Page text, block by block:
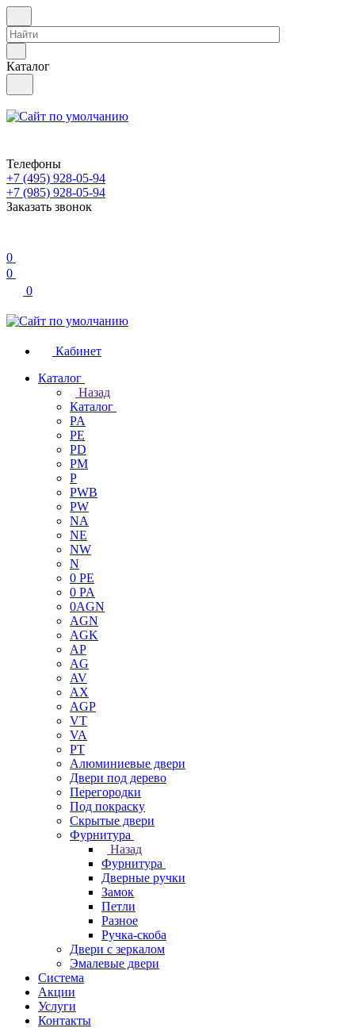
Каталог
Телефоны
+7 (495) 928-05-94
+7 (985) 928-05-94
Заказать звонок
0
0
0
Кабинет
Каталог
Назад
Каталог
PA
PE
PD
PM
P
PWB
PW
NA
NE
NW
N
0 PE
0 PA
0AGN
AGN
AGK
AP
AG
AV
AX
AGP
VT
VA
PT
Алюминиевые двери
Двери под дерево
Перегородки
Под покраску
Скрытые двери
Фурнитура
Назад
Фурнитура
Дверные ручки
Замок
Петли
Разное
Ручка-скоба
Двери с зеркалом
Эмалевые двери
Система
Акции
Услуги
Контакты